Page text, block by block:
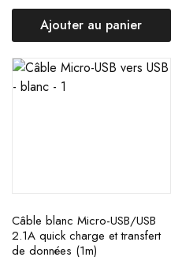
Ajouter au panier
Câble blanc Micro-USB/USB
2.1A quick charge et transfert
de données (1m)